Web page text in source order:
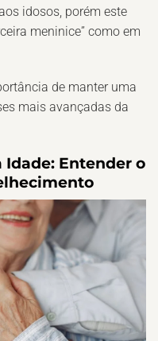
idosos, porém este
meninice” como em
de manter uma
mais avançadas da
Idade: Entender o